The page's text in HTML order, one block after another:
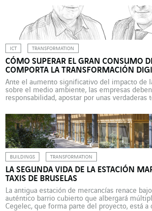
de los medios de comunicación, y en especial
ICT TRANSFORMATION
CÓMO SUPERAR EL GRAN CONSUMO
COMPORTA LA TRANSFORMACIÓN
Ante el aumento significativo del impacto de
sobre el medio ambiente, las empresas
responsabilidad, apostar por unas verdaderas
continuación, un cruce de opiniones entre
director asociado de Virtus Management,
BUILDINGS TRANSFORMATION
LA SEGUNDA VIDA DE LA ESTACIÓN
TAXIS DE BRUSELAS
La antigua estación de mercancías renace
auténtico barrio cubierto que albergará
Cegelec, que forma parte del proyecto, está a